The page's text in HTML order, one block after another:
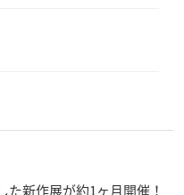
新作展が約1ヶ月開催！